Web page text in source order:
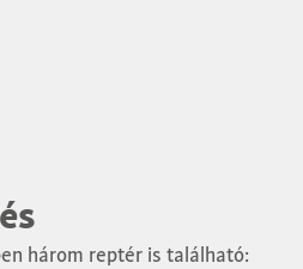
három reptér is található: